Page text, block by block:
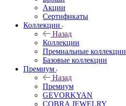
Акции
Сертификаты
Коллекции
Назад
Коллекции
Премиальные коллекции
Базовые коллекции
Премиум
Назад
Премиум
GEVORKYAN
COBRA JEWELRY